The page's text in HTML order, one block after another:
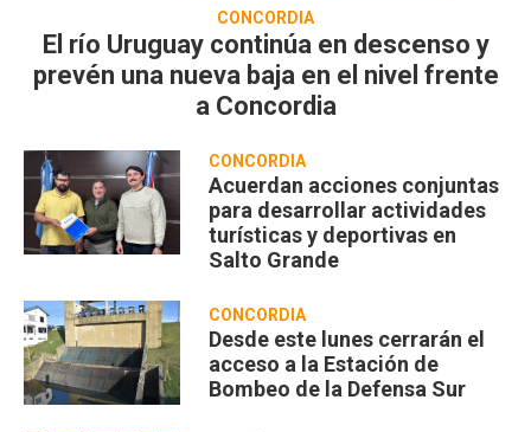
CONCORDIA
El río Uruguay continúa en descenso y
prevén una nueva baja en el nivel frente
a Concordia
CONCORDIA
Acuerdan acciones conjuntas
para desarrollar actividades
turísticas y deportivas en
Salto Grande
CONCORDIA
Desde este lunes cerrarán el
acceso a la Estación de
Bombeo de la Defensa Sur